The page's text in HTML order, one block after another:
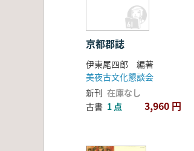
京都郡誌
伊東尾四郎 編著
美夜古文化懇談会
新刊 在庫なし
古書 1 点 3,960 円